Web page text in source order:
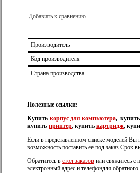
Добавить к сравнению
Производитель
Код производителя
Страна производства
Полезные ссылки:
Купить корпус для компьютера, купить
купить принтер, купить картридж,
Если в представленном списке моделей
возможность поставить ее под заказ.Срок
Обратитесь в стол заказов или свяжитесь с
электронный адрес и телефондля обратного